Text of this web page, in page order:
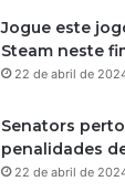
Jogue este
Steam neste
22 de abril de
Senators
penalidades
22 de abril de